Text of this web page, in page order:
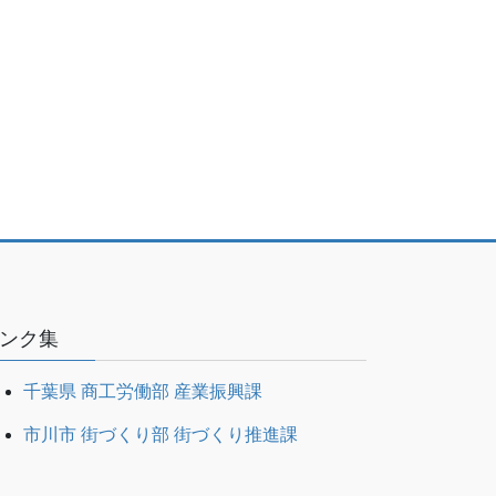
ク集
千葉県 商工労働部 産業振興課
市川市 街づくり部 街づくり推進課